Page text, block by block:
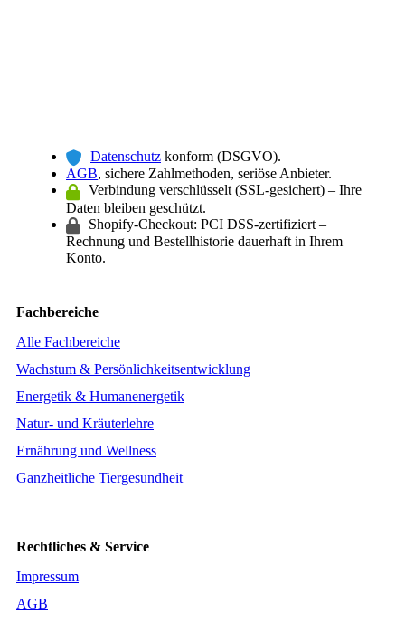
Datenschutz konform (DSGVO).
AGB, sichere Zahlmethoden, seriöse Anbieter.
Verbindung verschlüsselt (SSL-gesichert) – Ihre
Daten bleiben geschützt.
Shopify-Checkout: PCI DSS-zertifiziert –
Rechnung und Bestellhistorie dauerhaft in Ihrem
Konto.
Fachbereiche
Alle Fachbereiche
Wachstum & Persönlichkeitsentwicklung
Energetik & Humanenergetik
Natur- und Kräuterlehre
Ernährung und Wellness
Ganzheitliche Tiergesundheit
Rechtliches & Service
Impressum
AGB